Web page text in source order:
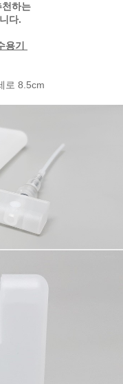
하는
다.
용기
로 8.5cm